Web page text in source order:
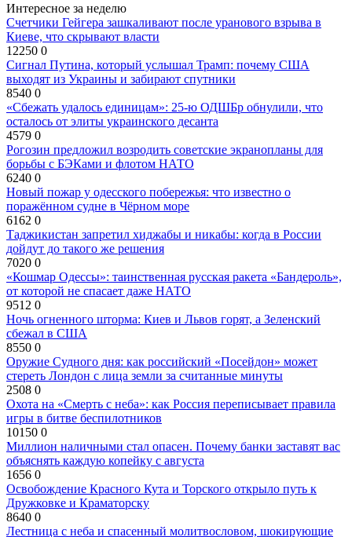
Интересное за неделю
Счетчики Гейгера зашкаливают после уранового взрыва в
Киеве, что скрывают власти
12250 0
Сигнал Путина, который услышал Трамп: почему США
выходят из Украины и забирают спутники
8540 0
«Сбежать удалось единицам»: 25-ю ОДШБр обнулили, что
осталось от элиты украинского десанта
4579 0
Рогозин предложил возродить советские экранопланы для
борьбы с БЭКами и флотом НАТО
6240 0
Новый пожар у одесского побережья: что известно о
поражённом судне в Чёрном море
6162 0
Таджикистан запретил хиджабы и никабы: когда в России
дойдут до такого же решения
7020 0
«Кошмар Одессы»: таинственная русская ракета «Бандероль»,
от которой не спасает даже НАТО
9512 0
Ночь огненного шторма: Киев и Львов горят, а Зеленский
сбежал в США
8550 0
Оружие Судного дня: как российский «Посейдон» может
стереть Лондон с лица земли за считанные минуты
2508 0
Охота на «Смерть с неба»: как Россия переписывает правила
игры в битве беспилотников
10150 0
Миллион наличными стал опасен. Почему банки заставят вас
объяснять каждую копейку с августа
1656 0
Освобождение Красного Кута и Торского открыло путь к
Дружковке и Краматорску
8640 0
Лестница с неба и спасенный молитвословом, шокирующие